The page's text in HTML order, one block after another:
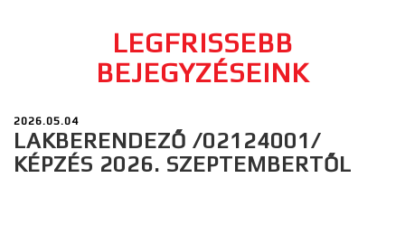
LEGFRISSEBB
BEJEGYZÉSEINK
2026.05.04
LAKBERENDEZŐ /02124001/
KÉPZÉS 2026. SZEPTEMBERTŐL